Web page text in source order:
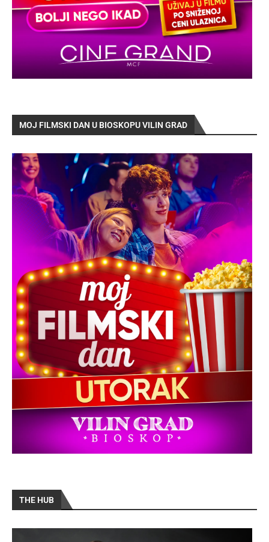
MOJ FILMSKI DAN U BIOSKOPU VILIN GRAD
THE HUB